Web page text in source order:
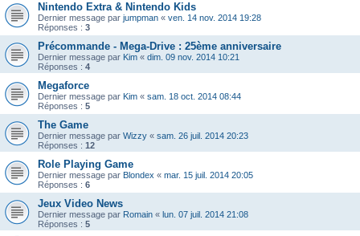
Nintendo Extra & Nintendo Kids
Dernier message par jumpman « ven. 14 nov. 2014 19:28
Réponses : 3
Précommande - Mega-Drive : 25ème anniversaire
Dernier message par Kim « dim. 09 nov. 2014 10:21
Réponses : 4
Megaforce
Dernier message par Kim « sam. 18 oct. 2014 08:44
Réponses : 5
The Game
Dernier message par Wizzy « sam. 26 juil. 2014 20:23
Réponses : 12
Role Playing Game
Dernier message par Blondex « mar. 15 juil. 2014 20:05
Réponses : 6
Jeux Video News
Dernier message par Romain « lun. 07 juil. 2014 21:08
Réponses : 5